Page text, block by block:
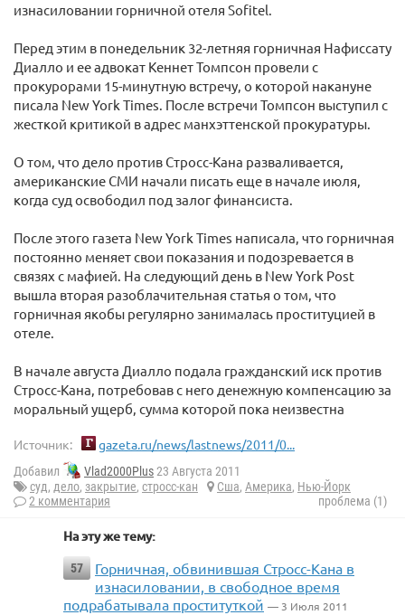
изнасиловании горничной отеля Sofitel.
Перед этим в понедельник 32-летняя горничная Нафиссату
Диалло и ее адвокат Кеннет Томпсон провели с
прокурорами 15-минутную встречу, о которой накануне
писала New York Times. После встречи Томпсон выступил с
жесткой критикой в адрес манхэттенской прокуратуры.
О том, что дело против Стросс-Кана разваливается,
американские СМИ начали писать еще в начале июля,
когда суд освободил под залог финансиста.
После этого газета New York Times написала, что горничная
постоянно меняет свои показания и подозревается в
связях с мафией. На следующий день в New York Post
вышла вторая разоблачительная статья о том, что
горничная якобы регулярно занималась проституцией в
отеле.
В начале августа Диалло подала гражданский иск против
Стросс-Кана, потребовав с него денежную компенсацию за
моральный ущерб, сумма которой пока неизвестна
Источник: gazeta.ru/news/lastnews/2011/0...
Добавил Vlad2000Plus23 Августа 2011
суд, дело, закрытие, стросс-кан Сша, Америка, Нью-Йорк
2 комментария
проблема (1)
На эту же тему:
57
Горничная, обвинившая Стросс-Кана в
изнасиловании, в свободное время
подрабатывала проституткой — 3 Июля 2011